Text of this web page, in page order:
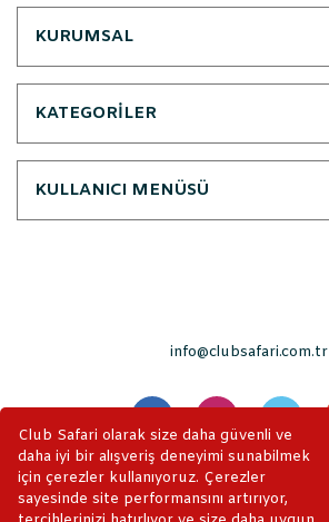
Club Safari olarak size daha güvenli ve
daha iyi bir alışveriş deneyimi sunabilmek
için çerezler kullanıyoruz. Çerezler
sayesinde site performansını artırıyor,
KURUMSAL
KATEGORİLER
KULLANICI MENÜSÜ
info@clubsafari.com.tr